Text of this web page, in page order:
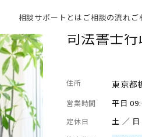
相談サポートとは ご相談の流れご
司法書士
住所 東京都
営業時間 平日
定休日 土 ／ 日